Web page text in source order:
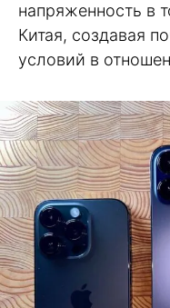
напряженность в
Китая, создавая
условий в